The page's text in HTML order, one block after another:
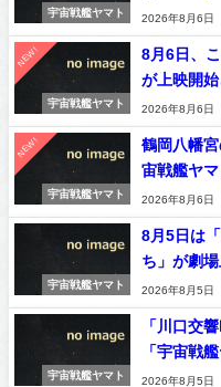
宇宙戦艦ヤマト
2026年8月6日
NEW!
宇宙戦艦ヤマト
8月6日、
が上映開始
2026年8月6日
NEW!
宇宙戦艦ヤマト
鶴岡八幡
宙戦艦ヤ
2026年8月6日
宇宙戦艦ヤマト
8月5日は
ち」が劇
2026年8月5日
宇宙戦艦ヤマト
「川口交
「宇宙戦
2026年8月5日